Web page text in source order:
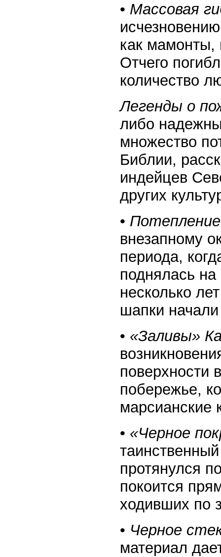
• Массовая
как мамонты,
Отчего
количество
Легенды о
либо
множество
Библии,
индейцев
других
•
внезапному
периода,
поднялась на
несколько
шапки начали
• «Заливы»
поверхности
побережье,
марсианские
• «Черное
протянулся
покоится
ходивших по
• Черное
материал